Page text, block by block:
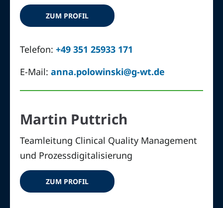
ZUM PROFIL
Telefon:+49 351 25933 171
E-Mail:anna.polowinski@g-wt.de
Martin Puttrich
Teamleitung Clinical Quality Management
und Prozessdigitalisierung
ZUM PROFIL